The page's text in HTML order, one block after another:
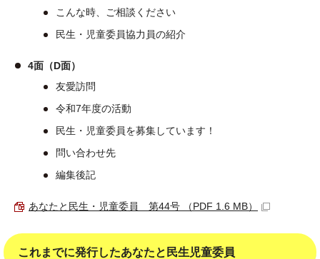
こんな時、ご相談ください
民生・児童委員協力員の紹介
4面（D面）
友愛訪問
令和7年度の活動
民生・児童委員を募集しています！
問い合わせ先
編集後記
あなたと民生・児童委員 第44号 （PDF 1.6 MB）
これまでに発行したあなたと民生児童委員